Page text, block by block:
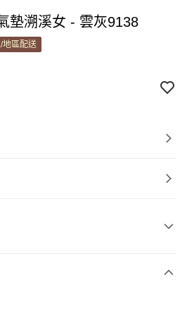
墊溯溪女 - 雲灰9138
地區配送